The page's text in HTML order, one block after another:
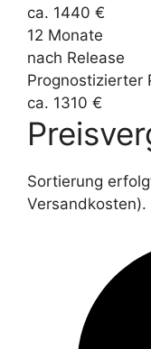
ca. 1440 €
12 Monate
nach Release
Prognostizierter
ca. 1310 €
Sortierung
Versandkosten).